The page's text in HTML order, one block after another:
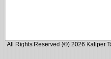
All Rights Reserved (©) 2026 Kaliper